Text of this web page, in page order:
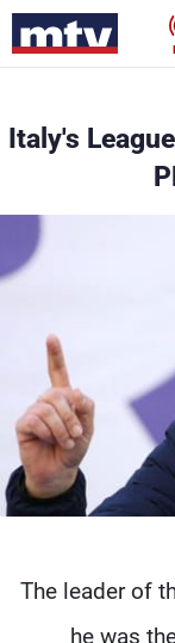
Italy's
The leader of
he was